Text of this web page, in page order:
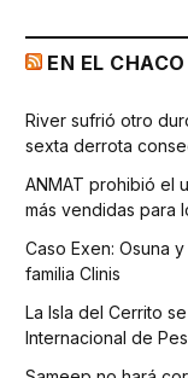
EN EL CHACO
River sufrió otro
sexta derrota
ANMAT prohibió el
más vendidas para
Caso Exen: Osuna
familia Clinis
La Isla del Cerrito
Internacional de